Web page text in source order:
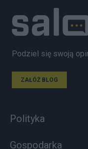
Podziel się swoją
ZAŁÓŻ BLOG
Polityka
Gospodarka